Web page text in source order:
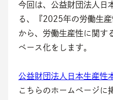
今回は、公益財団法人日
る、『2025年の労働生
から、労働生産性に関す
ベース化をします。
公益財団法人日本生産性
こちらのホームページに